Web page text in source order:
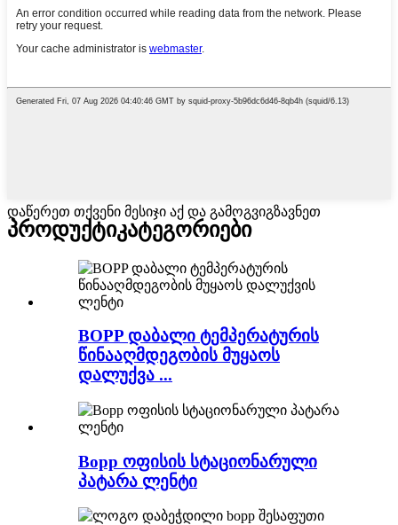
დაწერეთ თქვენი მესიჯი აქ და გამოგვიგზავნეთ
პროდუქტიკატეგორიები
BOPP დაბალი ტემპერატურის
წინააღმდეგობის მუყაოს
დალუქვა ...
Bopp ოფისის სტაციონარული
პატარა ლენტი